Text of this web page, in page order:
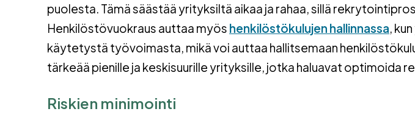
puolesta. Tämä säästää yrityksiltä aikaa ja rahaa, sillä
Henkilöstövuokraus auttaa myös henkilöstökulujen hallinnassa,
käytetystä työvoimasta, mikä voi auttaa hallitsemaan
tärkeää pienille ja keskisuurille yrityksille, jotka haluavat optimoida
Riskien minimointi